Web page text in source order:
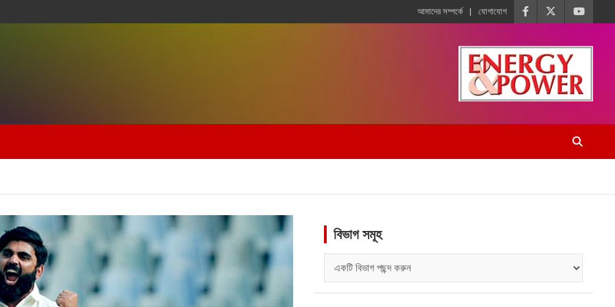
আমাদের সম্পর্কে যোগাযোগ
বিভাগ সমূহ
সমূহ